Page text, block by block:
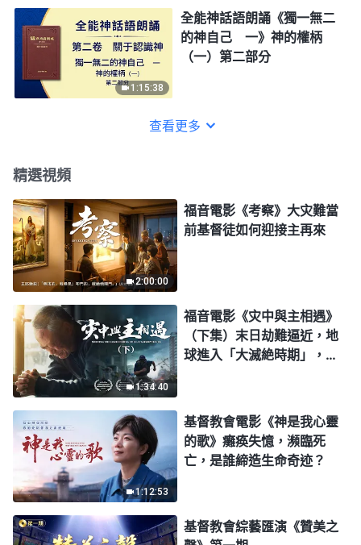
1:15:38
全能神話語朗誦《獨一無二
的神自己 一》神的權柄
（一）第二部分
查看更多
精選視頻
2:00:00
福音電影《考察》大灾難當
前基督徒如何迎接主再來
1:34:40
福音電影《灾中與主相遇》
（下集）末日劫難逼近，地
球進入「大滅絶時期」，人
1:12:53
基督教會電影《神是我心靈
的歌》癱痪失憶，瀕臨死
亡，是誰締造生命奇迹？
基督教會綜藝匯演《贊美之